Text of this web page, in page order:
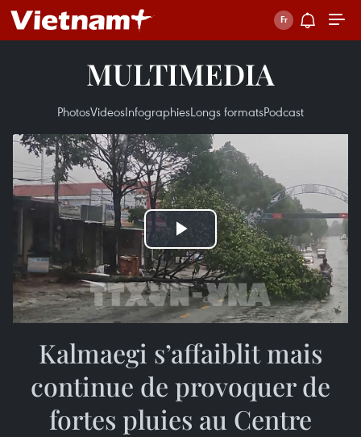
MULTIMEDIA
PhotosVideosInfographiesLongs formatsPodcast
Play
Video
Kalmaegi s’affaiblit mais
continue de provoquer de
fortes pluies au Centre